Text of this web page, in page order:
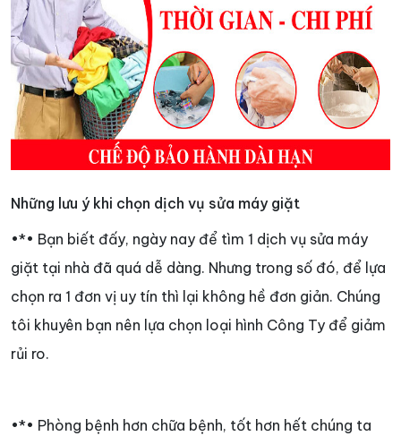
Những lưu ý khi chọn dịch vụ sửa máy giặt
•*• Bạn biết đấy, ngày nay để tìm 1 dịch vụ sửa máy
giặt tại nhà đã quá dễ dàng. Nhưng trong số đó, để lựa
chọn ra 1 đơn vị uy tín thì lại không hề đơn giản. Chúng
tôi khuyên bạn nên lựa chọn loại hình Công Ty để giảm
rủi ro.
•*• Phòng bệnh hơn chữa bệnh, tốt hơn hết chúng ta